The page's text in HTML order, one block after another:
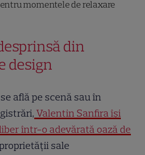
momentele de relaxare
din
design
află pe scenă sau în
Valentin Sanfira își
într-o adevărată oază de
sale